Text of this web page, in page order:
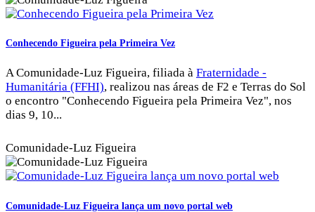
Conhecendo Figueira pela Primeira Vez
A Comunidade-Luz Figueira, filiada à Fraternidade -
Humanitária (FFHI), realizou nas áreas de F2 e Terras do Sol
o encontro "Conhecendo Figueira pela Primeira Vez", nos
dias 9, 10...
Comunidade-Luz Figueira
Comunidade-Luz Figueira lança um novo portal web